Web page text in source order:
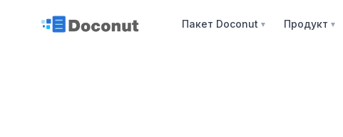
Пакет Doconut ▼ Продукт ▼